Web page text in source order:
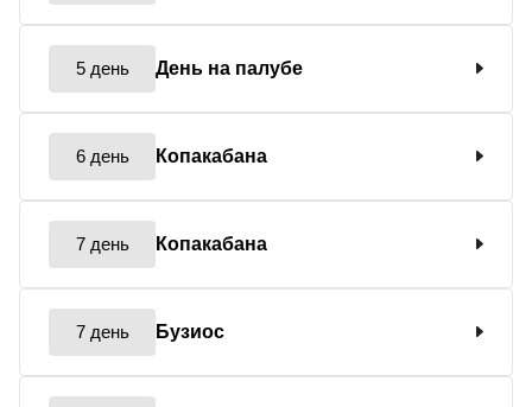
5 день День на палубе
6 день Копакабана
7 день Копакабана
7 день Бузиос